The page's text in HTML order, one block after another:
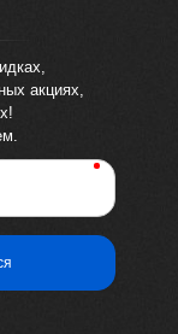
акциях,